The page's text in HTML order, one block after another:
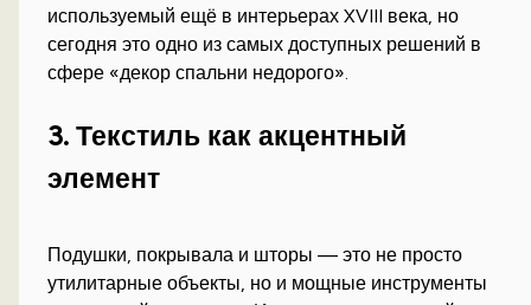
используемый ещё в интерьерах XVIII века, но
сегодня это одно из самых доступных решений в
сфере «декор спальни недорого».
3. Текстиль как акцентный
элемент
Подушки, покрывала и шторы — это не просто
утилитарные объекты, но и мощные инструменты